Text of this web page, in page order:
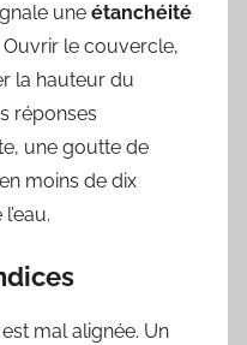
une étanchéité
le couvercle,
la hauteur du
réponses
une goutte de
moins de dix
mal alignée. Un